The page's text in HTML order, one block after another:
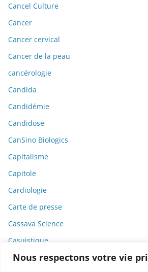
Nous respectons votre vie
Cancel Culture
Cancer
Cancer cervical
Cancer de la peau
cancérologie
Candida
Candidémie
Candidose
CanSino Biologics
Capitalisme
Capitole
Cardiologie
Carte de presse
Cassava Science
Casuistique
Catastrophe sanitaire